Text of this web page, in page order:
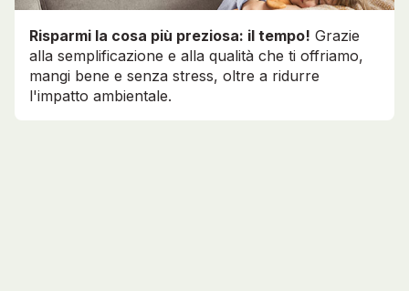
Risparmi la cosa più preziosa: il tempo! Grazie
alla semplificazione e alla qualità che ti offriamo,
mangi bene e senza stress, oltre a ridurre
l'impatto ambientale.